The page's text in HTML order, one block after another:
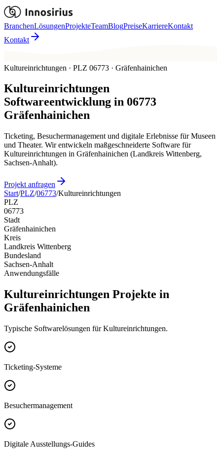
BranchenLösungenProjekteTeamBlogPreiseKarriereKontakt
Kontakt
Kultureinrichtungen · PLZ 06773 · Gräfenhainichen
Kultureinrichtungen
Softwareentwicklung in 06773
Gräfenhainichen
Ticketing, Besuchermanagement und digitale Erlebnisse für Museen
und Theater. Wir entwickeln maßgeschneiderte Software für
Kultureinrichtungen in Gräfenhainichen (Landkreis Wittenberg,
Sachsen-Anhalt).
Projekt anfragen
Start/PLZ/06773/Kultureinrichtungen
PLZ
06773
Stadt
Gräfenhainichen
Kreis
Landkreis Wittenberg
Bundesland
Sachsen-Anhalt
Anwendungsfälle
Kultureinrichtungen Projekte in
Gräfenhainichen
Typische Softwarelösungen für Kultureinrichtungen.
Ticketing-Systeme
Besuchermanagement
Digitale Ausstellungs-Guides